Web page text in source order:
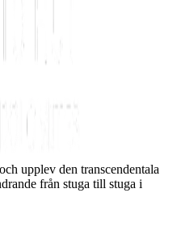
upplev den transcendentala
från stuga till stuga i